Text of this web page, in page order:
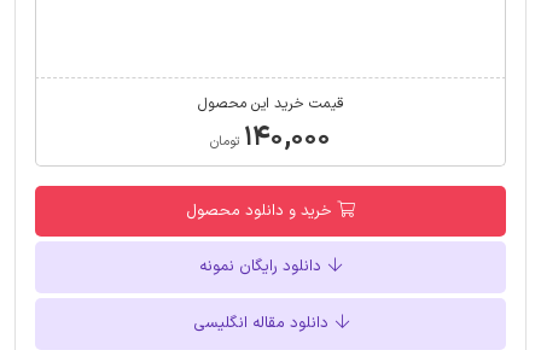
قیمت خرید این محصول
۱۴۰,۰۰۰ تومان
خرید و دانلود محصول
دانلود رایگان نمونه
دانلود مقاله انگلیسی